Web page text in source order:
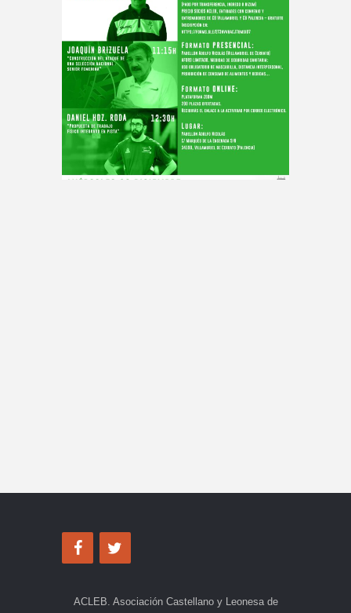
ACLEB. Asociación Castellano y Leonesa de